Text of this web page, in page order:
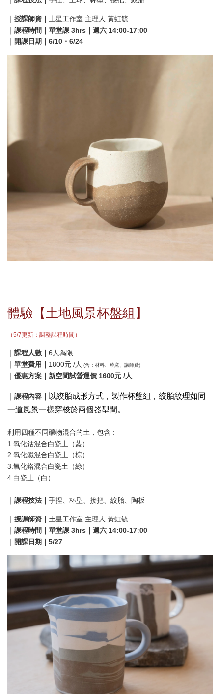
｜授課師資｜ 土星工作室 主理人 黃虹毓
｜課程時間｜單堂課 3hrs｜週六 14:00-17:00
｜開課日期｜6/10・6/24
體驗【土地風景杯盤組】
（5/7更新：調整課程時間）
｜課程人數｜ 6人為限
｜單堂費用｜ 1800元 /人 (含：材料、燒窯、講師費)
｜優惠方案｜新空間試營運價 1600元 /人
｜課程內容｜ 以絞胎成形方式，製作杯盤組，絞胎紋理如同
一道風景一樣穿梭於兩個器型間。
利用四種不同礦物混合的土，包含：
1.氧化鈷混合白瓷土（藍）
2.氧化鐵混合白瓷土（棕）
3.氧化鉻混合白瓷土（綠）
4.白瓷土（白）
｜課程技法｜ 手捏、杯型、接把、絞胎、陶板
｜授課師資｜ 土星工作室 主理人 黃虹毓
｜課程時間｜單堂課 3hrs｜週六 14:00-17:00
｜開課日期｜5/27